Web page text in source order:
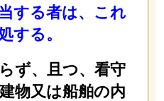
する者は、これ
する。
ず、且つ、看守
物又は船舶の内